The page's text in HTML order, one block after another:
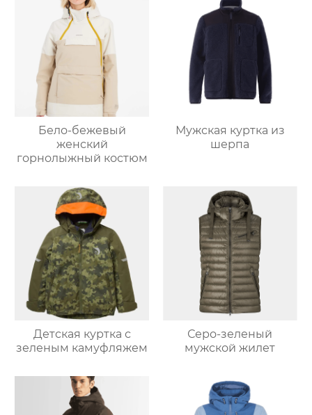
Бело-бежевый
женский
горнолыжный костюм
Мужская куртка из
шерпа
Детская куртка с
зеленым камуфляжем
Серо-зеленый
мужской жилет